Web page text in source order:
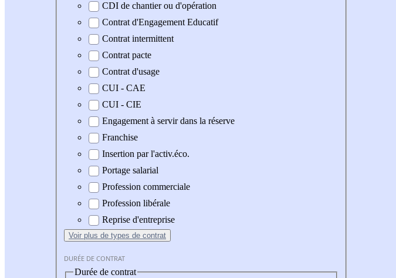
CDI de chantier ou d'opération
Contrat d'Engagement Educatif
Contrat intermittent
Contrat pacte
Contrat d'usage
CUI - CAE
CUI - CIE
Engagement à servir dans la réserve
Franchise
Insertion par l'activ.éco.
Portage salarial
Profession commerciale
Profession libérale
Reprise d'entreprise
Voir plus de types de contrat
DURÉE DE CONTRAT
Durée de contrat